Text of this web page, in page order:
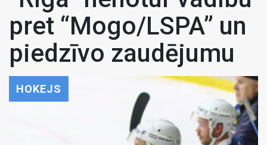
pret “Mogo/LSPA” un
piedzīvo zaudējumu
HOKEJS